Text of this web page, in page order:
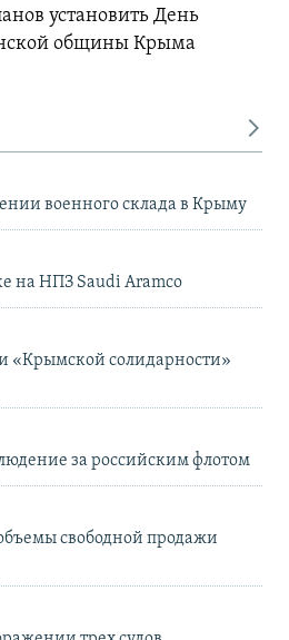
установить День
общины Крыма
военного склада в Крыму
на НПЗ Saudi Aramco
«Крымской солидарности»
за российским флотом
свободной продажи